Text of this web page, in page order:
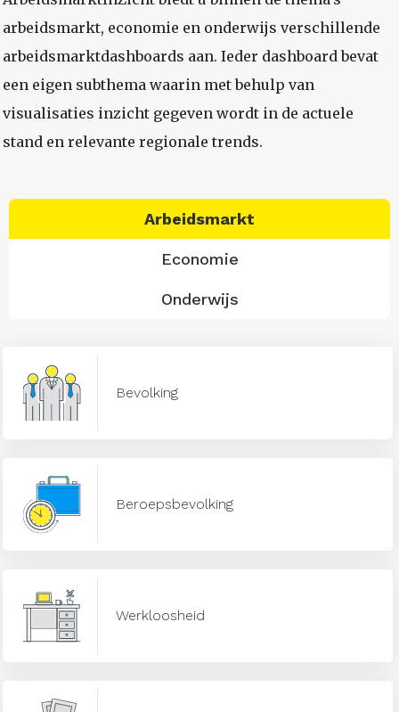
arbeidsmarkt, economie en onderwijs verschillende
arbeidsmarktdashboards aan. Ieder dashboard bevat
een eigen subthema waarin met behulp van
visualisaties inzicht gegeven wordt in de actuele
stand en relevante regionale trends.
Arbeidsmarkt
Economie
Onderwijs
Bevolking
Beroepsbevolking
Werkloosheid